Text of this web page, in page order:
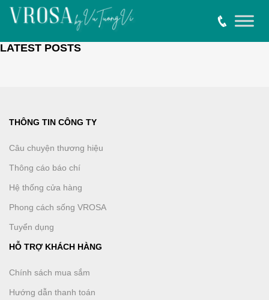
LATEST POSTS
THÔNG TIN CÔNG TY
Câu chuyện thương hiệu
Thông cáo báo chí
Hệ thống cửa hàng
Phong cách sống VROSA
Tuyển dụng
HỖ TRỢ KHÁCH HÀNG
Chính sách mua sắm
Hướng dẫn thanh toán